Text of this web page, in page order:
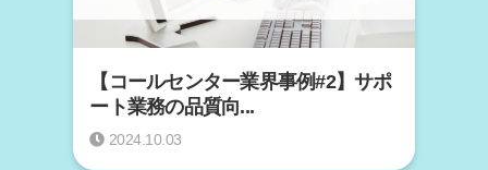
【コールセンター業界事例#2】サポ
ート業務の品質向...
2024.10.03